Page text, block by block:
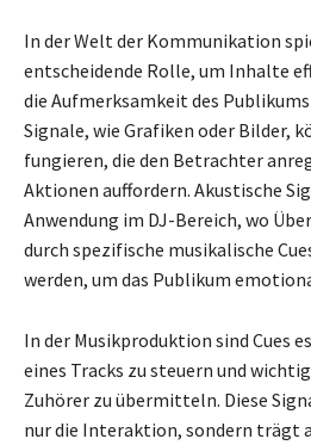
In der Welt der Kommunikation
entscheidende Rolle, um Inhalte
die Aufmerksamkeit des
Signale, wie Grafiken oder Bilder,
fungieren, die den Betrachter
Aktionen auffordern. Akustische
Anwendung im DJ-Bereich, wo
durch spezifische musikalische
werden, um das Publikum
In der Musikproduktion sind Cues
eines Tracks zu steuern und
Zuhörer zu übermitteln. Diese
nur die Interaktion, sondern trägt